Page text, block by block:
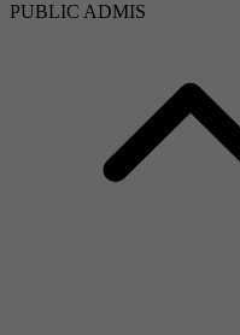
PUBLIC ADMIS